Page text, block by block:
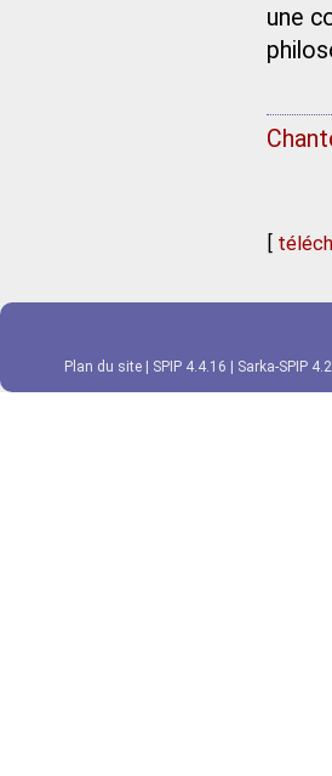
une
[
Plan du site SPIP 4.4.16 Sarka-SPIP